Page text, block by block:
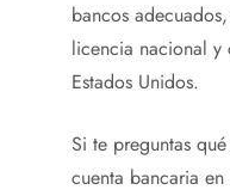
bancos
licencia nacional y
Estados Unidos.
Si te preguntas
cuenta bancaria